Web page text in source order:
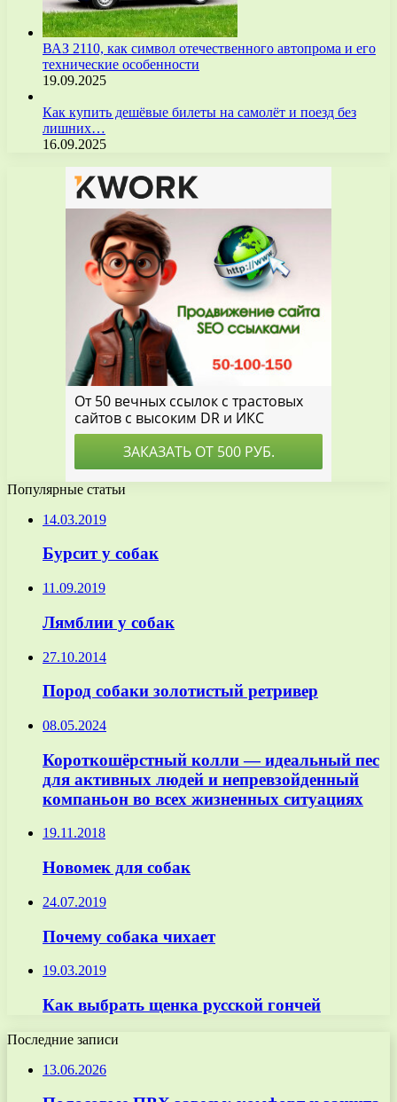
ВАЗ 2110, как символ отечественного автопрома и его
технические особенности
19.09.2025
Как купить дешёвые билеты на самолёт и поезд без
лишних…
16.09.2025
Популярные статьи
14.03.2019
Бурсит у собак
11.09.2019
Лямблии у собак
27.10.2014
Пород собаки золотистый ретривер
08.05.2024
Короткошёрстный колли — идеальный пес
для активных людей и непревзойденный
компаньон во всех жизненных ситуациях
19.11.2018
Новомек для собак
24.07.2019
Почему собака чихает
19.03.2019
Как выбрать щенка русской гончей
Последние записи
13.06.2026